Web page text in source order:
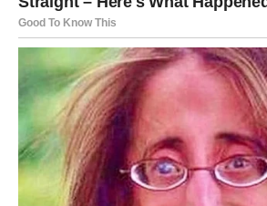
mnogo sretnijem životu.
Nemojte dozvoliti da vas strah
Ovo je period tokom kojeg biste
korak prema uspjehu i sreći.
SUDBINA VAM